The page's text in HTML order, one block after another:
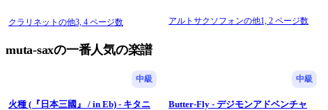
クラリネットの他3, 4 ページ数 アルトサクソフォンの他1,2 ページ数
muta-saxの一番人気の楽譜
中級
火種 (『日本三國』 / in Eb) - キタニ
中級
Butter-Fly - デジモンアドベンチャ